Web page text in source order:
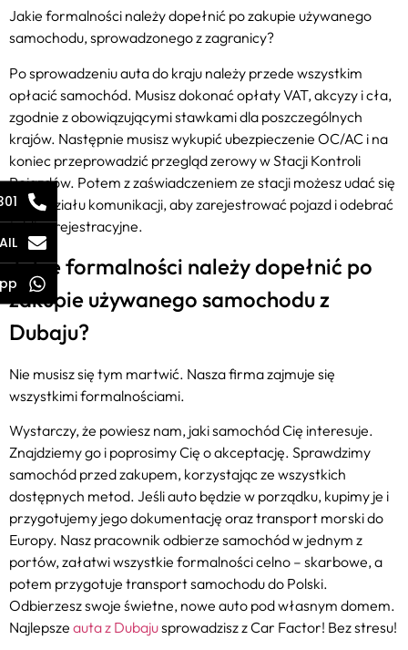
Jakie formalności należy dopełnić po zakupie używanego
samochodu, sprowadzonego z zagranicy?
Po sprowadzeniu auta do kraju należy przede wszystkim
opłacić samochód. Musisz dokonać opłaty VAT, akcyzy i cła,
zgodnie z obowiązującymi stawkami dla poszczególnych
krajów. Następnie musisz wykupić ubezpieczenie OC/AC i na
koniec przeprowadzić przegląd zerowy w Stacji Kontroli
Pojazdów. Potem z zaświadczeniem ze stacji możesz udać się
do wydziału komunikacji, aby zarejestrować pojazd i odebrać
tablice rejestracyjne.
Jakie formalności należy dopełnić po
zakupie używanego samochodu z
Dubaju?
Nie musisz się tym martwić. Nasza firma zajmuje się
wszystkimi formalnościami.
Wystarczy, że powiesz nam, jaki samochód Cię interesuje.
Znajdziemy go i poprosimy Cię o akceptację. Sprawdzimy
samochód przed zakupem, korzystając ze wszystkich
dostępnych metod. Jeśli auto będzie w porządku, kupimy je i
przygotujemy jego dokumentację oraz transport morski do
Europy. Nasz pracownik odbierze samochód w jednym z
portów, załatwi wszystkie formalności celno – skarbowe, a
potem przygotuje transport samochodu do Polski.
Odbierzesz swoje świetne, nowe auto pod własnym domem.
Najlepsze auta z Dubajusprowadzisz z Car Factor! Bez stresu!